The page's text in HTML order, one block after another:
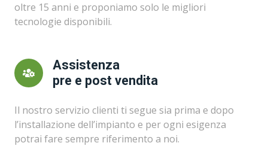
oltre 15 anni e proponiamo solo le migliori
tecnologie disponibili.
Assistenza
pre e post vendita
Il nostro servizio clienti ti segue sia prima e dopo
l’installazione dell’impianto e per ogni esigenza
potrai fare sempre riferimento a noi.